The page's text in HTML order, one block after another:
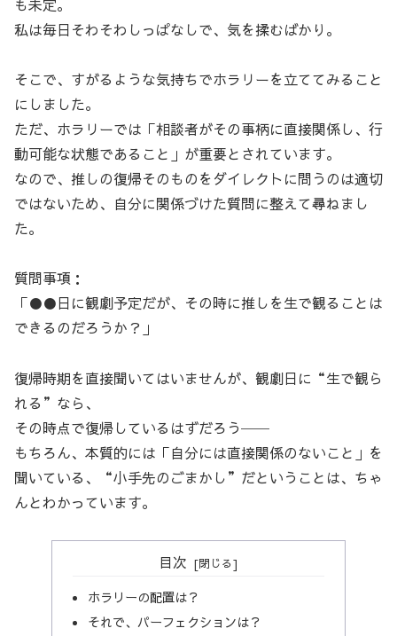
も未定。
私は毎日そわそわしっぱなしで、気を揉むばかり。
そこで、すがるような気持ちでホラリーを立ててみること
にしました。
ただ、ホラリーでは「相談者がその事柄に直接関係し、行
動可能な状態であること」が重要とされています。
なので、推しの復帰そのものをダイレクトに問うのは適切
ではないため、自分に関係づけた質問に整えて尋ねまし
た。
質問事項：
「●●日に観劇予定だが、その時に推しを生で観ることは
できるのだろうか？」
復帰時期を直接聞いてはいませんが、観劇日に“生で観ら
れる”なら、
その時点で復帰しているはずだろう──
もちろん、本質的には「自分には直接関係のないこと」を
聞いている、“小手先のごまかし”だということは、ちゃ
んとわかっています。
目次
ホラリーの配置は？
それで、パーフェクションは？